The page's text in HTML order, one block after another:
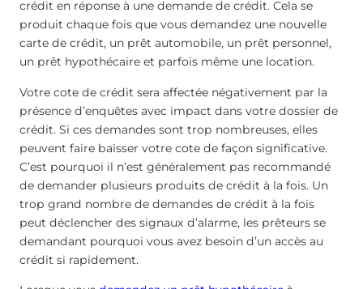
crédit en réponse à une demande de crédit. Cela se
produit chaque fois que vous demandez une nouvelle
carte de crédit, un prêt automobile, un prêt personnel,
un prêt hypothécaire et parfois même une location.
Votre cote de crédit sera affectée négativement par la
présence d’enquêtes avec impact dans votre dossier de
crédit. Si ces demandes sont trop nombreuses, elles
peuvent faire baisser votre cote de façon significative.
C’est pourquoi il n’est généralement pas recommandé
de demander plusieurs produits de crédit à la fois. Un
trop grand nombre de demandes de crédit à la fois
peut déclencher des signaux d’alarme, les prêteurs se
demandant pourquoi vous avez besoin d’un accès au
crédit si rapidement.